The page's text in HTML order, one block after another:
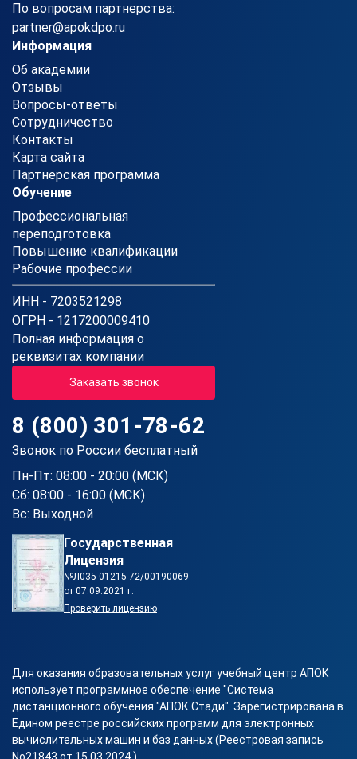
По вопросам партнерства:
partner@apokdpo.ru
Информация
Об академии
Отзывы
Вопросы-ответы
Сотрудничество
Контакты
Карта сайта
Партнерская программа
Обучение
Профессиональная
переподготовка
Повышение квалификации
Рабочие профессии
ИНН - 7203521298
ОГРН - 1217200009410
Полная информация о
реквизитах компании
Заказать звонок
8 (800) 301-78-62
Звонок по России бесплатный
Пн-Пт: 08:00 - 20:00 (МСК)
Сб: 08:00 - 16:00 (МСК)
Вс: Выходной
Государственная
Лицензия
№Л035-01215-72/00190069
от 07.09.2021 г.
Проверить лицензию
Для оказания образовательных услуг учебный центр АПОК
использует программное обеспечение "Система
дистанционного обучения "АПОК Стади". Зарегистрирована в
Едином реестре российских программ для электронных
вычислительных машин и баз данных (Реестровая запись